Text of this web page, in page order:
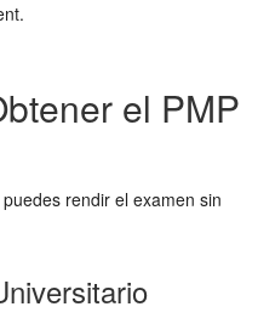
el PMP
puedes rendir el examen sin